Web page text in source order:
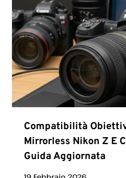
Compatibilità
Mirrorless Nikon Z E
Guida Aggiornata